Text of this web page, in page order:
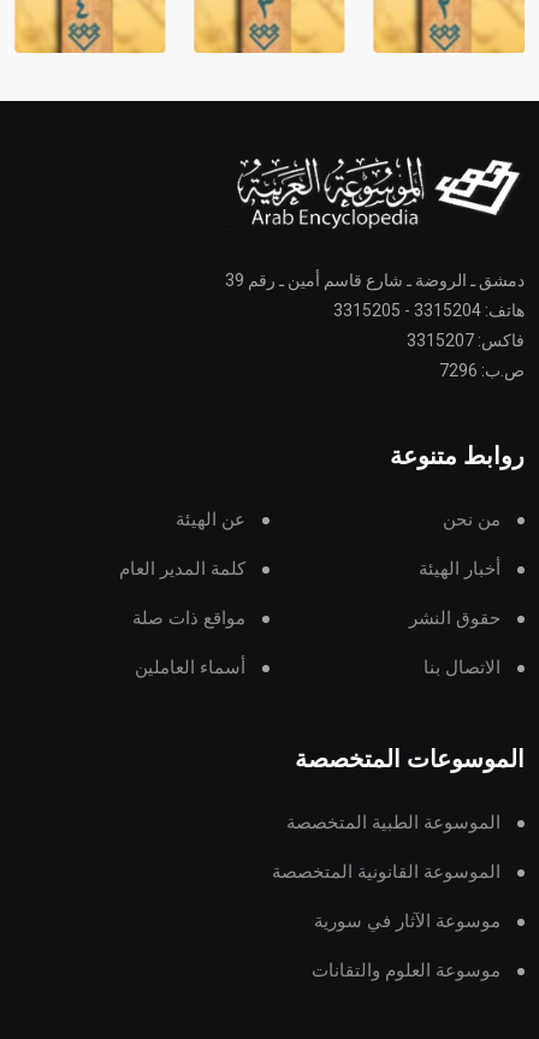
دمشق ـ الروضة ـ شارع قاسم أمين ـ رقم 39
هاتف: 3315204 - 3315205
فاكس: 3315207
ص.ب: 7296
روابط متنوعة
من نحن عن الهيئة
أخبار الهيئة كلمة المدير العام
حقوق النشر مواقع ذات صلة
الاتصال بنا أسماء العاملين
الموسوعات المتخصصة
الموسوعة الطبية المتخصصة
الموسوعة القانونية المتخصصة
موسوعة الآثار في سورية
موسوعة العلوم والتقانات